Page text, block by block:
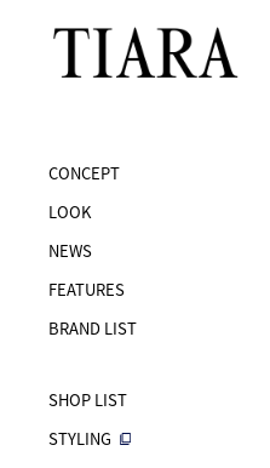
CONCEPT
LOOK
NEWS
FEATURES
BRAND LIST
SHOP LIST
STYLING